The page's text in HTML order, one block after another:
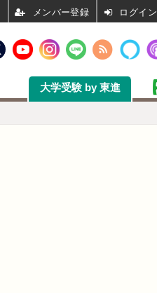
大学受験 by 東進
ログイン